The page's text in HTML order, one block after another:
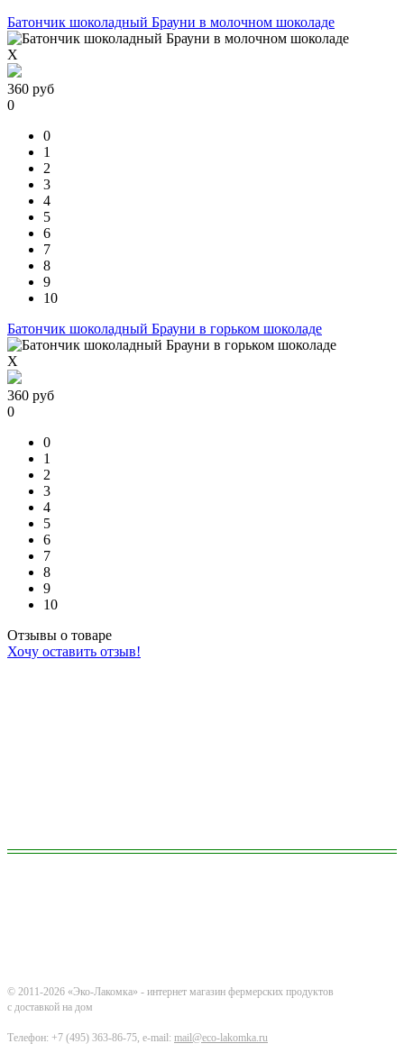
Батончик шоколадный Брауни в молочном шоколаде
X
360 руб
0
0
1
2
3
4
5
6
7
8
9
10
Батончик шоколадный Брауни в горьком шоколаде
X
360 руб
0
0
1
2
3
4
5
6
7
8
9
10
Отзывы о товаре
Хочу оставить отзыв!
© 2011-2026 «Эко-Лакомка» - интернет магазин фермерских продуктов
с доставкой на дом
Телефон: +7 (495) 363-86-75, e-mail: mail@eco-lakomka.ru